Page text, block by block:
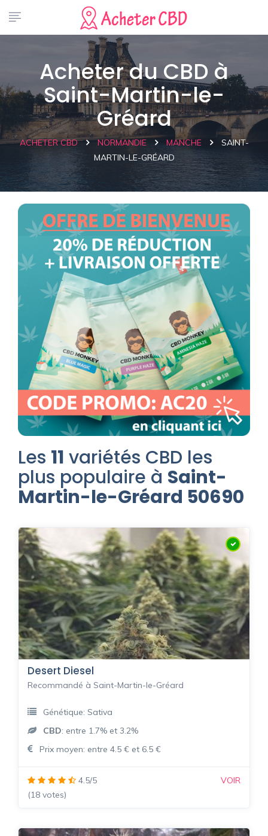
Acheter du CBD à
Saint-Martin-le-
Gréard
ACHETER CBD NORMANDIE MANCHE
SAINT-
MARTIN-LE-GRÉARD
Les 11 variétés CBD les
plus populaire à Saint-
Martin-le-Gréard 50690
Desert Diesel
Recommandé à Saint-Martin-le-Gréard
Génétique: Sativa
CBD: entre 1.7% et 3.2%
Prix moyen: entre 4.5 € et 6.5 €
4.5/5
(18 votes)
VOIR